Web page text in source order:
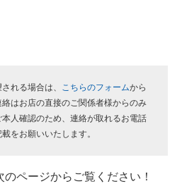
れる場合は、 こちらのフォームから
はお店の直接のご関係者様からのみ
人確認のため、連絡が取れるお電話
をお願いいたします。
ページからご覧ください！